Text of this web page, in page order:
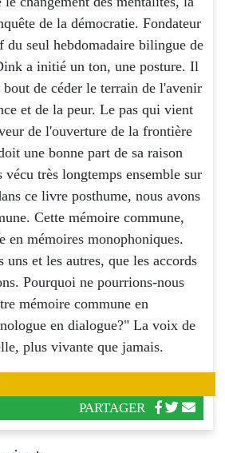
de la démocratie. Fondateur
du seul hebdomadaire bilingue de
a initié un ton, une posture. Il
bout de céder le terrain de l'avenir
et de la peur. Le pas qui vient
de l'ouverture de la frontière
une bonne part de sa raison
très longtemps ensemble sur
ce livre posthume, nous avons
Cette mémoire commune,
en mémoires monophoniques.
uns et les autres, que les accords
Pourquoi ne pourrions-nous
mémoire commune en
en dialogue?" La voix de
plus vivante que jamais.
PARTAGER